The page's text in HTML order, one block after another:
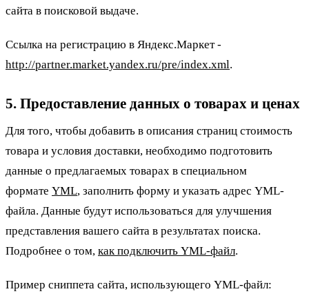
сайта в поисковой выдаче.
Ссылка на регистрацию в Яндекс.Маркет -
http://partner.market.yandex.ru/pre/index.xml.
5. Предоставление данных о товарах и ценах
Для того, чтобы добавить в описания страниц стоимость
товара и условия доставки, необходимо подготовить
данные о предлагаемых товарах в специальном
формате YML, заполнить форму и указать адрес YML-
файла. Данные будут использоваться для улучшения
представления вашего сайта в результатах поиска.
Подробнее о том, как подключить YML-файл.
Пример сниппета сайта, использующего YML-файл: